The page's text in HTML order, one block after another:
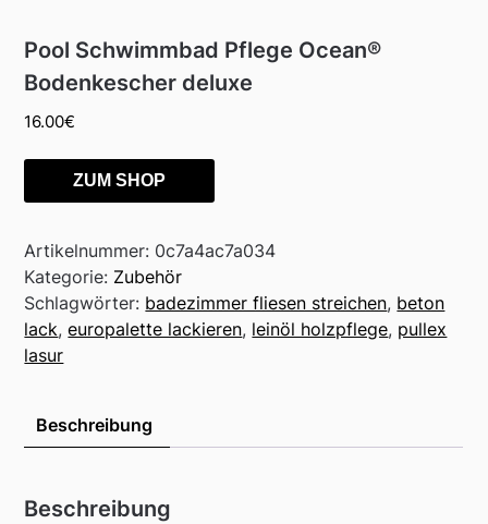
Pool Schwimmbad Pflege Ocean®
Bodenkescher deluxe
16.00€
ZUM SHOP
Artikelnummer: 0c7a4ac7a034
Kategorie: Zubehör
Schlagwörter: badezimmer fliesen streichen, beton
lack,europalette lackieren, leinöl holzpflege, pullex
lasur
Beschreibung
Beschreibung